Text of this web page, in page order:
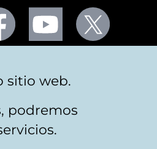
Facebook Youtube
sitio web.
podremos